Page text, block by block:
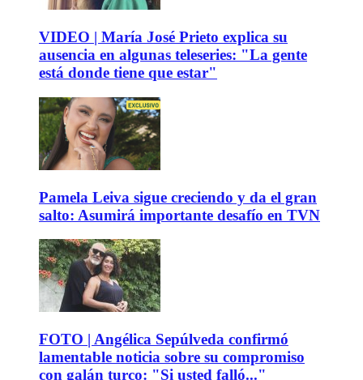
VIDEO | María José Prieto explica su
ausencia en algunas teleseries: "La gente
está donde tiene que estar"
Pamela Leiva sigue creciendo y da el gran
salto: Asumirá importante desafío en TVN
FOTO | Angélica Sepúlveda confirmó
lamentable noticia sobre su compromiso
con galán turco: "Si usted falló..."